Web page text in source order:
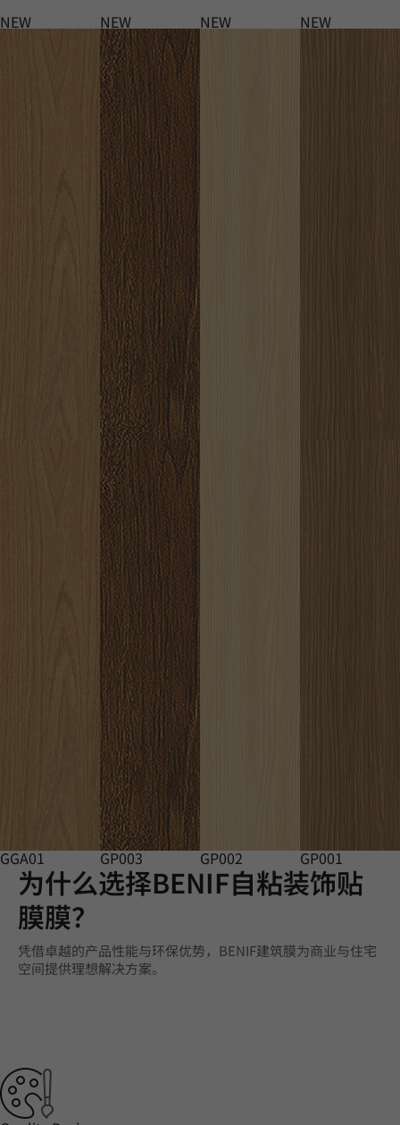
NEW
GGA01
NEW
GP003
NEW
GP002
NEW
GP001
为什么选择BENIF自粘装饰贴
膜膜？
凭借卓越的产品性能与环保优势，BENIF建筑膜为商业与住宅
空间提供理想解决方案。